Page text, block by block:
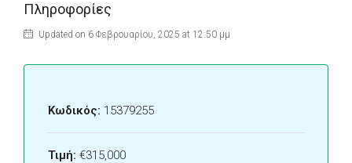
Πληροφορίες
Updated on 6 Φεβρουαρίου, 2025 at 12:50 μμ
Κωδικός: 15379255
Τιμή: €315,000